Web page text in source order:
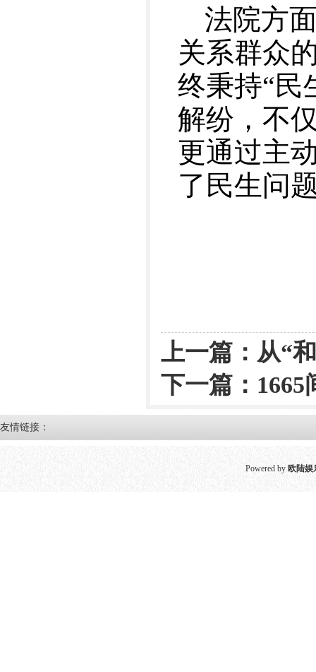
法院方
关系群众
终秉持“民
解纷，不
更通过主
了民生问
上一篇： 从“
下一篇：
友情链接：
Powered by 欧陆娱